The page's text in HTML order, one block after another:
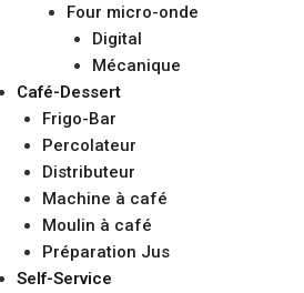
Four micro-onde
Digital
Mécanique
Café-Dessert
Frigo-Bar
Percolateur
Distributeur
Machine à café
Moulin à café
Préparation Jus
Self-Service